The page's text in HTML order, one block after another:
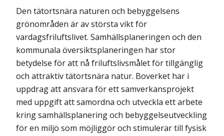
Den tätortsnära naturen och bebyggelsens
grönområden är av största vikt för
vardagsfriluftslivet. Samhällsplaneringen och den
kommunala översiktsplaneringen har stor
betydelse för att nå friluftslivsmålet för tillgänglig
och attraktiv tätortsnära natur. Boverket har i
uppdrag att ansvara för ett samverkansprojekt
med uppgift att samordna och utveckla ett arbete
kring samhällsplanering och bebyggelseutveckling
för en miljö som möjliggör och stimulerar till fysisk